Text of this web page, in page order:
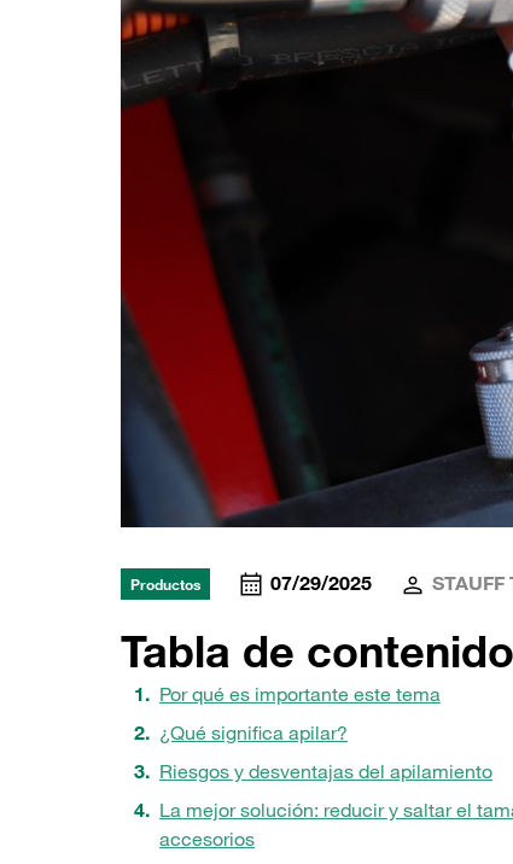
Productos 07/29/2025 STAUFF
Tabla de
Por qué es importante este tema
¿Qué significa apilar?
Riesgos y desventajas del apilamiento
La mejor solución: reducir y saltar el
accesorios